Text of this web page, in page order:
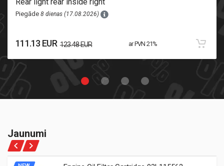
Piegāde 8 dienas (17.08.2026)
111.13 EUR 123.48 EUR ar PVN 21%
Jaunumi